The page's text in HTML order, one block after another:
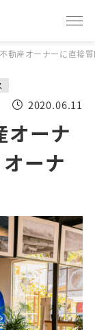
不動産オーナーに直接
2020.06.11
オーナ
ーナ